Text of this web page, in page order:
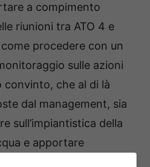
a compimento
riunioni tra ATO 4 e
procedere con un
sulle azioni
convinto, che al di là
dal management, sia
sull’impiantistica della
e apportare